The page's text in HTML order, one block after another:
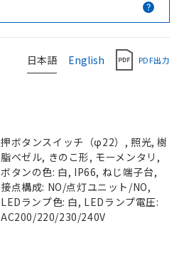
日本語 English PDF出力
押ボタンスイッチ（φ22）, 照光, 樹
脂ベゼル, きのこ形, モーメンタリ,
ボタンの色: 白, IP66, ねじ端子台,
接点構成: NO/点灯ユニット/NO,
LEDランプ色: 白, LEDランプ電圧:
AC200/220/230/240V